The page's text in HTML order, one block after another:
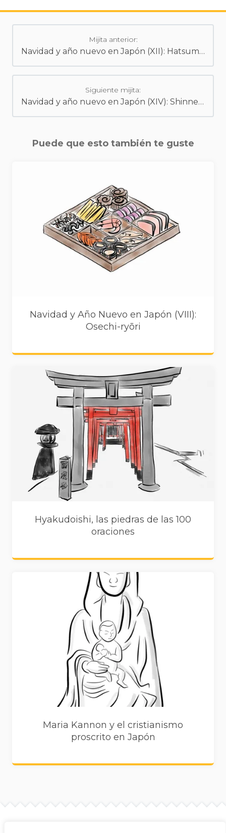
Mijita anterior:
Navidad y año nuevo en Japón (XII): Hatsumode y las «primeras veces»
Siguiente mijita:
Navidad y año nuevo en Japón (XIV): Shinnen Ippan Sanga
Puede que esto también te guste
Navidad y Año Nuevo en Japón (VIII):
Osechi-ryōri
Hyakudoishi, las piedras de las 100
oraciones
Maria Kannon y el cristianismo
proscrito en Japón